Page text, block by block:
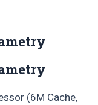
(6M Cache,